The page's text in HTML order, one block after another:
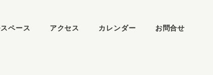
ペース アクセス カレンダー お問合せ